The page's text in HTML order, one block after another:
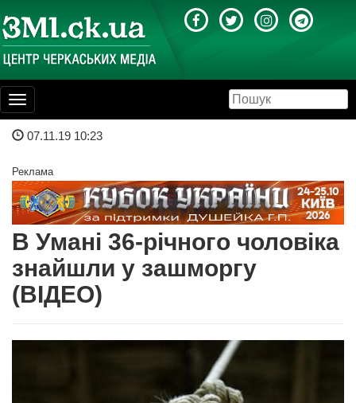
Toggle
navigation
07.11.19 10:23
Реклама
В Умані 36-річного чоловіка
знайшли у зашморгу
(ВІДЕО)